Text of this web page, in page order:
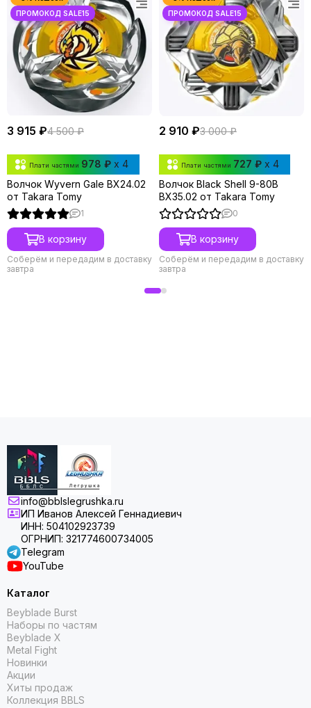
3 915 ₽4 500 ₽
Плати частями 978 ₽ x 4
Волчок Wyvern Gale BX24.02
от Takara Tomy
1
В корзину
Соберём и передадим в доставку
завтра
2 910 ₽3 000 ₽
Плати частями 727 ₽ x 4
Волчок Black Shell 9-80B
BX35.02 от Takara Tomy
0
В корзину
Соберём и передадим в доставку
завтра
info@bblslegrushka.ru
ИП Иванов Алексей Геннадиевич
ИНН: 504102923739
ОГРНИП: 321774600734005
Telegram
YouTube
Каталог
Beyblade Burst
Наборы по частям
Beyblade X
Metal Fight
Новинки
Акции
Хиты продаж
Коллекция BBLS